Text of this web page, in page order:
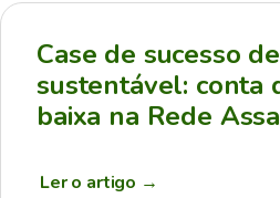
Case de sucesso
sustentável: conta
baixa na Rede
Ler o artigo →